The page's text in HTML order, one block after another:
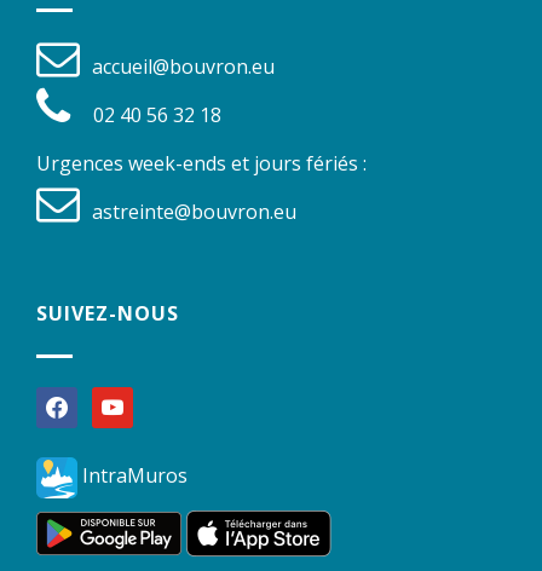
accueil@bouvron.eu
02 40 56 32 18
Urgences week-ends et jours fériés :
astreinte@bouvron.eu
SUIVEZ-NOUS
facebookyoutube
IntraMuros